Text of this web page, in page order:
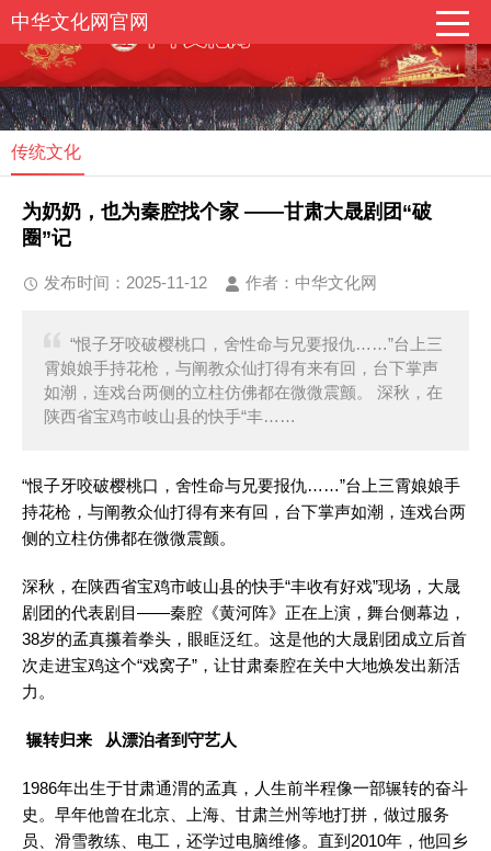
中华文化网官网
传统文化
为奶奶，也为秦腔找个家 ——甘肃大晟剧团“破
圈”记
发布时间：2025-11-12 作者：中华文化网
“恨子牙咬破樱桃口，舍性命与兄要报仇……”台上三
霄娘娘手持花枪，与阐教众仙打得有来有回，台下掌声
如潮，连戏台两侧的立柱仿佛都在微微震颤。 深秋，在
陕西省宝鸡市岐山县的快手“丰……
“恨子牙咬破樱桃口，舍性命与兄要报仇……”台上三霄娘娘手
持花枪，与阐教众仙打得有来有回，台下掌声如潮，连戏台两
侧的立柱仿佛都在微微震颤。
深秋，在陕西省宝鸡市岐山县的快手“丰收有好戏”现场，大晟
剧团的代表剧目——秦腔《黄河阵》正在上演，舞台侧幕边，
38岁的孟真攥着拳头，眼眶泛红。这是他的大晟剧团成立后首
次走进宝鸡这个“戏窝子”，让甘肃秦腔在关中大地焕发出新活
力。
辗转归来 从漂泊者到守艺人
1986年出生于甘肃通渭的孟真，人生前半程像一部辗转的奋斗
史。早年他曾在北京、上海、甘肃兰州等地打拼，做过服务
员、滑雪教练、电工，还学过电脑维修。直到2010年，他回乡